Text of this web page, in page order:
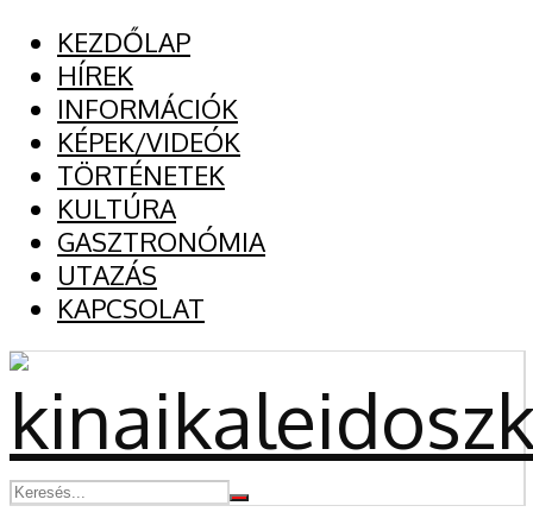
KEZDŐLAP
HÍREK
INFORMÁCIÓK
KÉPEK/VIDEÓK
TÖRTÉNETEK
KULTÚRA
GASZTRONÓMIA
UTAZÁS
KAPCSOLAT